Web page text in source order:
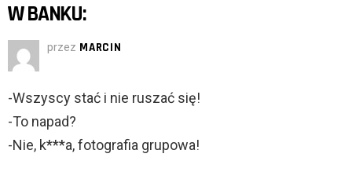
W BANKU:
przez MARCIN
-Wszyscy stać i nie ruszać się!
-To napad?
-Nie, k***a, fotografia grupowa!